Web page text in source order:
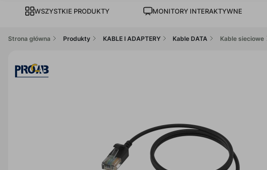
WSZYSTKIE PRODUKTY MONITORY INTERAKTYWNE
Strona główna Produkty KABLE I ADAPTERY Kable DATA Kable sieciowe